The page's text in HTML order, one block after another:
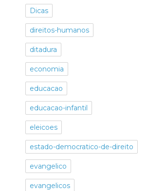
Dicas
direitos-humanos
ditadura
economia
educacao
educacao-infantil
eleicoes
estado-democratico-de-direito
evangelico
evangelicos